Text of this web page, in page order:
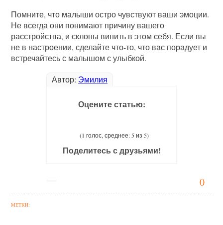
0
Помните, что малыши остро чувствуют ваши эмоции.
Не всегда они понимают причину вашего
расстройства, и склоны винить в этом себя. Если вы
не в настроении, сделайте что-то, что вас порадует и
встречайтесь с малышом с улыбкой.
Автор: Эмилия
Оцените статью:
(1 голос, среднее: 5 из 5)
Поделитесь с друзьями!
МЕТКИ: